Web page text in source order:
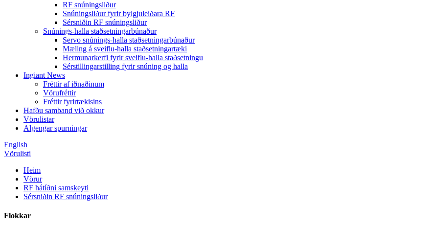
RF snúningsliður
Snúningsliður fyrir bylgjuleiðara RF
Sérsniðin RF snúningsliður
Snúnings-halla staðsetningarbúnaður
Servo snúnings-halla staðsetningarbúnaður
Mæling á sveiflu-halla staðsetningartæki
Hermunarkerfi fyrir sveiflu-halla staðsetningu
Sérstillingarstilling fyrir snúning og halla
Ingiant News
Fréttir af iðnaðinum
Vörufréttir
Fréttir fyrirtækisins
Hafðu samband við okkur
Vörulistar
Algengar spurningar
English
Vörulisti
Heim
Vörur
RF hátíðni samskeyti
Sérsniðin RF snúningsliður
Flokkar